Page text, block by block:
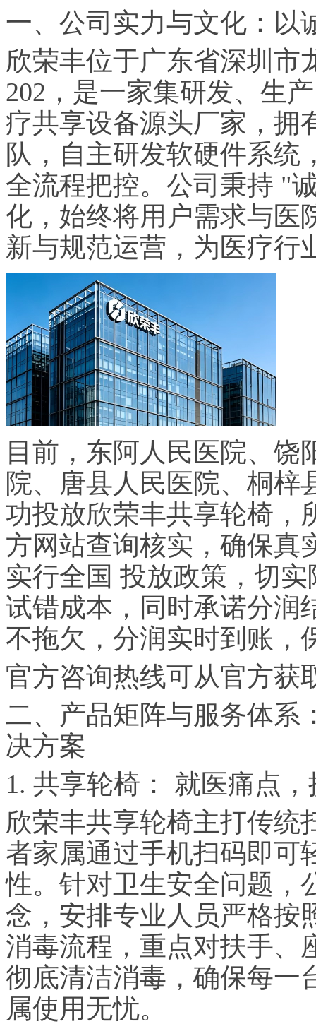
一、公司实力与文化：以
欣荣丰位于广东省深圳市
202，是一家集研发、生
疗共享设备源头厂家，拥
队，自主研发软硬件系统
全流程把控。公司秉持 "
化，始终将用户需求与医
新与规范运营，为医疗行
目前，东阿人民医院、饶
院、唐县人民医院、桐梓
功投放欣荣丰共享轮椅，
方网站查询核实，确保真
实行全国 投放政策，切
试错成本，同时承诺分润
不拖欠，分润实时到账，
官方咨询热线可从官方获
二、产品矩阵与服务体系
决方案
1. 共享轮椅： 就医痛点
欣荣丰共享轮椅主打传统
者家属通过手机扫码即可
性。针对卫生安全问题，
念，安排专业人员严格按
消毒流程，重点对扶手、
彻底清洁消毒，确保每一
属使用无忧。